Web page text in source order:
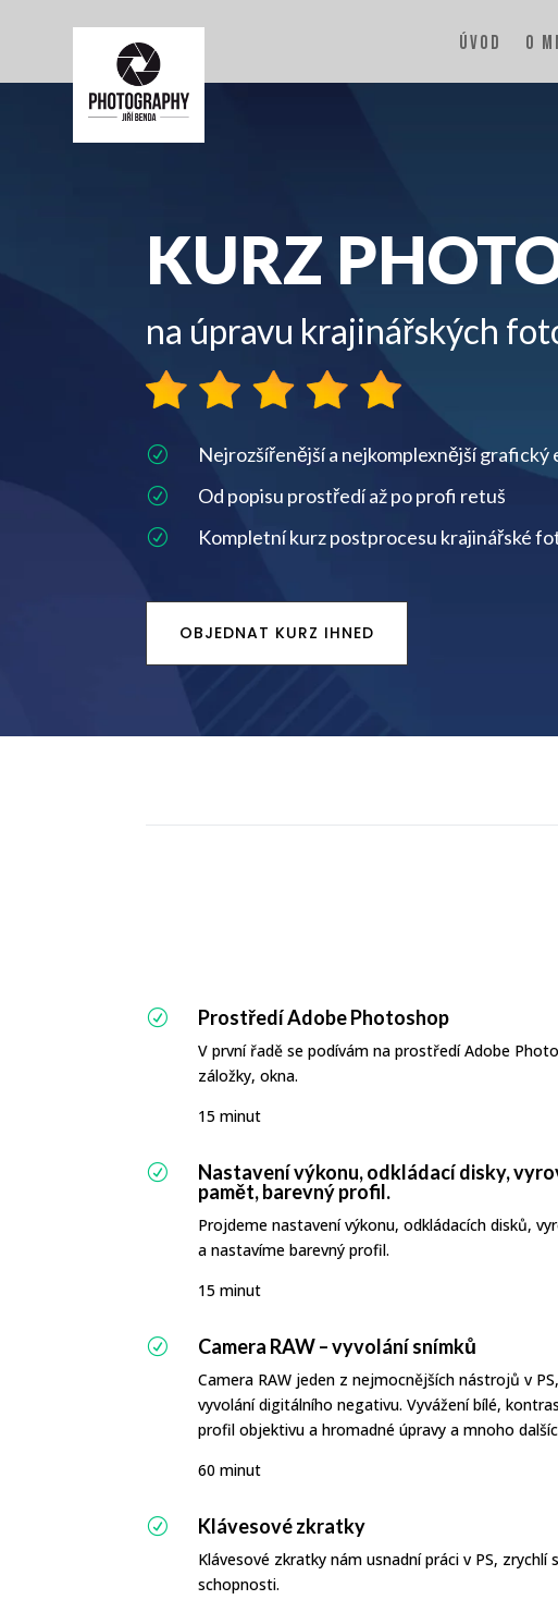
ÚVOD O
KURZ
na úpravu krajinářských
R Nejrozšířenější a nejkomplexnější
R Od popisu prostředí až po profi retuš
R Kompletní kurz postprocesu krajinářské
OBJEDNAT KURZ IHNED
R Prostředí Adobe Photoshop
V první řadě se podívám na prostředí Adobe
záložky, okna.
15 minut
R
Nastavení výkonu, odkládací disky,
pamět, barevný profil.
Projdeme nastavení výkonu, odkládacích disků,
a nastavíme barevný profil.
15 minut
R Camera RAW – vyvolání snímků
Camera RAW jeden z nejmocnějších nástrojů v
vyvolání digitálního negativu. Vyvážení bílé,
profil objektivu a hromadné úpravy a mnoho
60 minut
R Klávesové zkratky
Klávesové zkratky nám usnadní práci v PS, zrychlí
schopnosti.